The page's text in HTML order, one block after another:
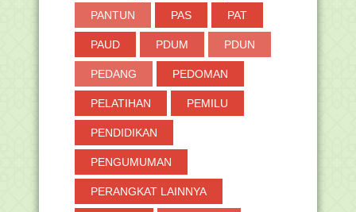
PANTUN PAS PAT
PAUD PDUM PDUN
PEDANG PEDOMAN
PELATIHAN PEMILU
PENDIDIKAN
PENGUMUMAN
PERANGKAT LAINNYA